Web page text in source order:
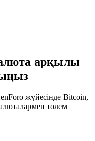
арқылы
жүйесінде Bitcoin,
төлем